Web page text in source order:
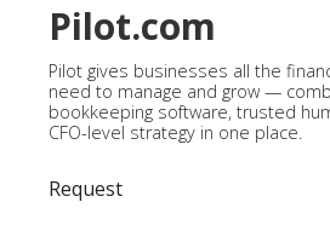
Pilot.com
Pilot gives businesses all the
need to manage and grow —
bookkeeping software, trusted
CFO-level strategy in one place.
Request